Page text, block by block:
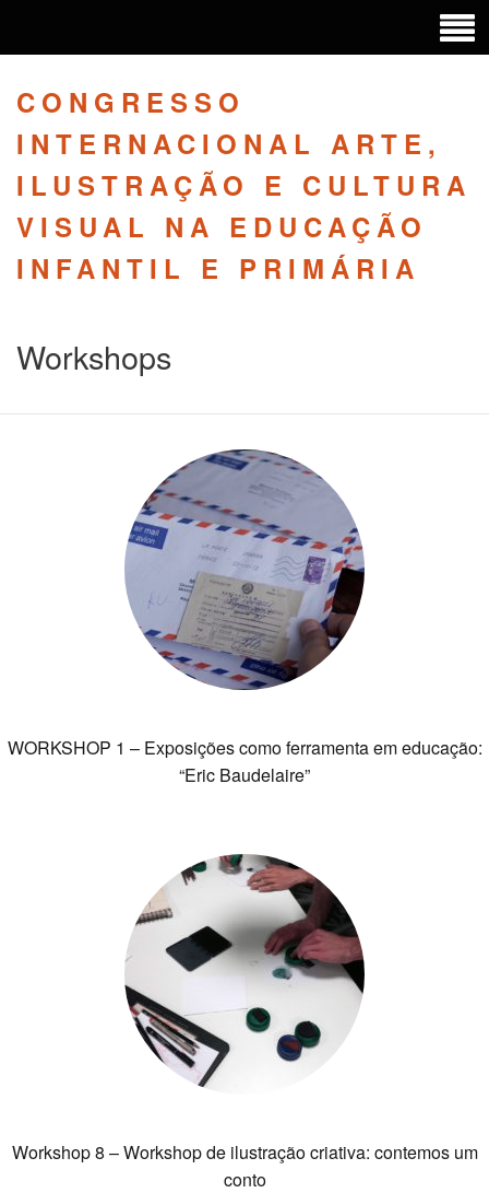
CONGRESSO
INTERNACIONAL ARTE,
ILUSTRAÇÃO E CULTURA
VISUAL NA EDUCAÇÃO
INFANTIL E PRIMÁRIA
Workshops
WORKSHOP 1 – Exposições como ferramenta em educação:
“Eric Baudelaire”
Workshop 8 – Workshop de ilustração criativa: contemos um
conto